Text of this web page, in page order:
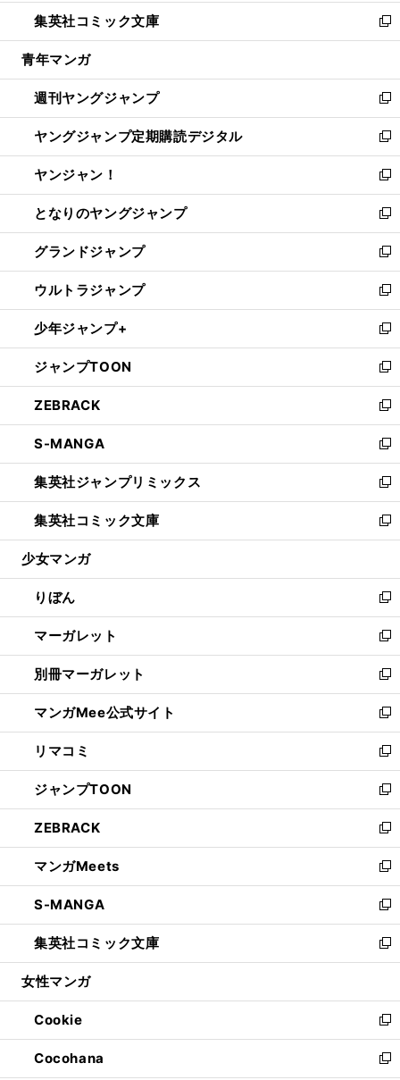
く
で
開
ン
ド
ウ
開
く
ウ
ィ
ン
ウ
で
開
く
し
い
ウ
ン
ド
ウ
で
開
く
集英社コミック文庫
新
し
ウ
ィ
ン
ド
ウ
で
開
く
青年マンガ
週刊ヤングジャンプ
新
し
い
ウ
ィ
ン
ド
ウ
で
開
く
ヤングジャンプ定期購読デジタル
新
し
い
ウ
ィ
ン
ド
ウ
で
開
く
ヤンジャン！
新
し
い
ウ
ィ
ン
ド
ウ
で
開
く
となりのヤングジャンプ
新
し
い
ウ
ィ
ン
ド
ウ
で
開
く
グランドジャンプ
新
し
い
ウ
ィ
ン
ド
ウ
で
開
く
ウルトラジャンプ
新
し
い
ウ
ィ
ン
ド
ウ
で
開
く
少年ジャンプ+
新
し
い
ウ
ィ
ン
ド
ウ
で
開
く
ジャンプTOON
新
し
い
ウ
ィ
ン
ド
ウ
で
開
ZEBRACK
新
し
い
ウ
ィ
ン
ド
ウ
開
く
S-MANGA
新
し
い
ウ
ィ
ン
ウ
で
開
く
集英社ジャンプリミックス
新
し
い
ウ
ン
ド
ウ
で
開
く
集英社コミック文庫
新
し
ウ
ィ
ン
ド
ウ
で
開
く
少女マンガ
りぼん
新
し
い
ウ
ィ
ン
ド
ウ
で
開
く
マーガレット
新
し
い
ウ
ィ
ン
ド
ウ
で
開
く
別冊マーガレット
新
し
い
ウ
ィ
ン
ド
ウ
で
開
く
マンガMee公式サイト
新
し
い
ウ
ィ
ン
ド
ウ
で
開
く
リマコミ
新
し
い
ウ
ィ
ン
ド
ウ
で
開
く
ジャンプTOON
新
し
い
ウ
ィ
ン
ド
ウ
で
開
ZEBRACK
新
し
い
ウ
ィ
ン
ド
ウ
開
く
マンガMeets
新
し
い
ウ
ィ
ン
ウ
で
開
く
S-MANGA
新
し
い
ウ
ン
ド
ウ
で
集英社コミック文庫
新
し
ウ
ィ
ン
ド
女性マンガ
Cookie
新
し
い
Cocohana
新